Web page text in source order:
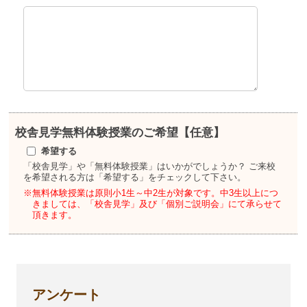
校舎見学無料体験授業のご希望【任意】
希望する
「校舎見学」や「無料体験授業」はいかがでしょうか？ ご来校
を希望される方は「希望する」をチェックして下さい。
※無料体験授業は原則小1生～中2生が対象です。中3生以上につ
きましては、「校舎見学」及び「個別ご説明会」にて承らせて
頂きます。
アンケート